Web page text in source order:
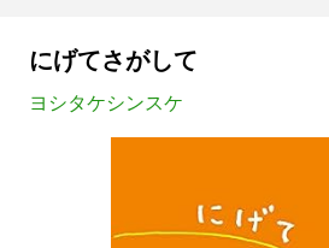
にげてさがして
ヨシタケシンスケ